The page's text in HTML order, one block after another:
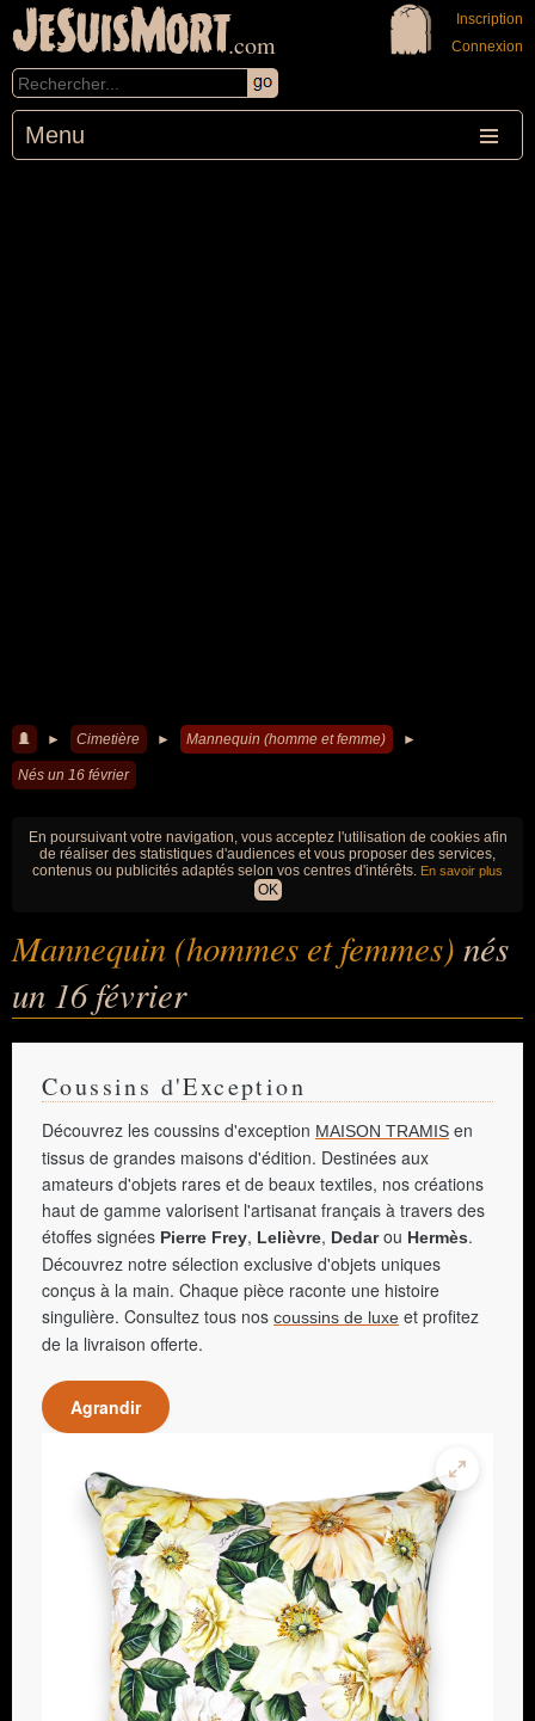
JeSuisMort.com
Menu
Inscription
Connexion
► Cimetière ► Mannequin (homme et femme) ►
Nés un 16 février
En poursuivant votre navigation, vous acceptez l'utilisation de cookies afin
de réaliser des statistiques d'audiences et vous proposer des services,
contenus ou publicités adaptés selon vos centres d'intérêts. En savoir plus
OK
Mannequin (hommes et femmes) nés
un 16 février
Coussins d'Exception
Découvrez les coussins d'exception MAISON TRAMIS en
tissus de grandes maisons d'édition. Destinées aux
amateurs d'objets rares et de beaux textiles, nos créations
haut de gamme valorisent l'artisanat français à travers des
étoffes signées Pierre Frey, Lelièvre, Dedarou Hermès.
Découvrez notre sélection exclusive d'objets uniques
conçus à la main. Chaque pièce raconte une histoire
singulière. Consultez tous nos coussins de luxe et profitez
de la livraison offerte.
Agrandir